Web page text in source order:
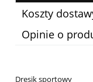
Koszty
Cena nie zawiera
Opinie o
Dresik sportowy